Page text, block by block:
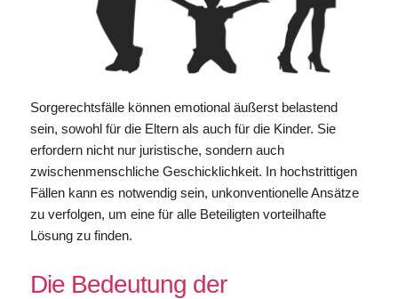
Sorgerechtsfälle können emotional äußerst belastend
sein, sowohl für die Eltern als auch für die Kinder. Sie
erfordern nicht nur juristische, sondern auch
zwischenmenschliche Geschicklichkeit. In hochstrittigen
Fällen kann es notwendig sein, unkonventionelle Ansätze
zu verfolgen, um eine für alle Beteiligten vorteilhafte
Lösung zu finden.
Die Bedeutung der